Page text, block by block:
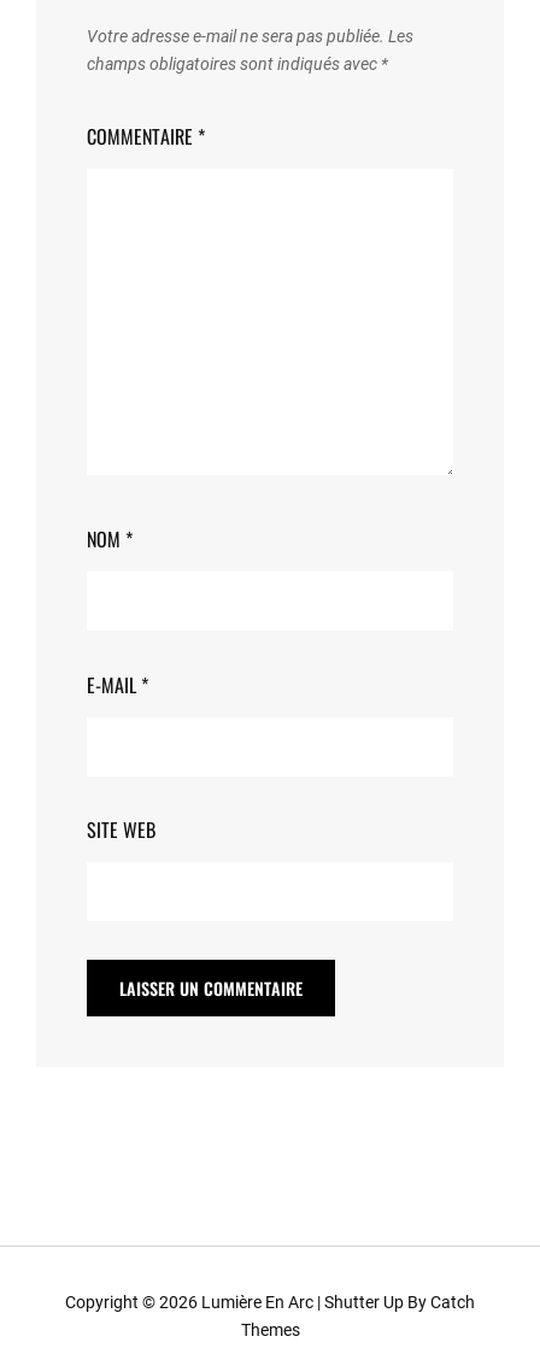
Votre adresse e-mail ne sera pas publiée. Les
champs obligatoires sont indiqués avec *
COMMENTAIRE *
NOM *
E-MAIL *
SITE WEB
Copyright © 2026 Lumière En Arc |Shutter Up ByCatch
Themes